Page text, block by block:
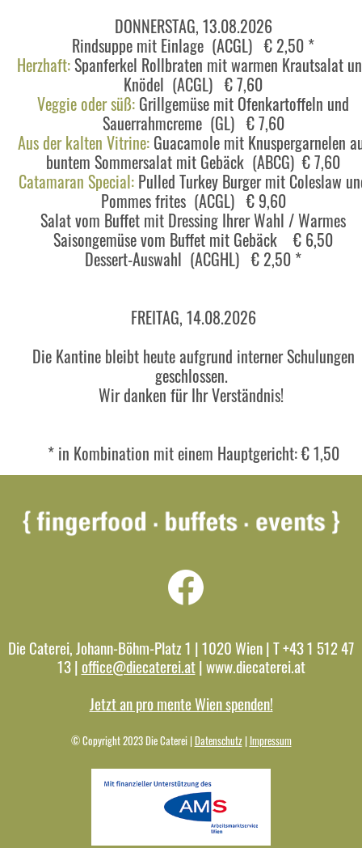
DONNERSTAG, 13.08.2026
Rindsuppe mit Einlage (ACGL) € 2,50 *
Herzhaft:Spanferkel Rollbraten mit warmen Krautsalat
Knödel (ACGL) € 7,60
Veggie oder süß: Grillgemüse mit Ofenkartoffeln und
Sauerrahmcreme (GL) € 7,60
Aus der kalten Vitrine:Guacamole mit Knuspergarnelen
buntem Sommersalat mit Gebäck (ABCG) € 7,60
Catamaran Special: Pulled Turkey Burger mit Coleslaw
Pommes frites (ACGL) € 9,60
Salat vom Buffet mit Dressing Ihrer Wahl / Warmes
Saisongemüse vom Buffet mit Gebäck € 6,50
Dessert-Auswahl (ACGHL) € 2,50 *
FREITAG, 14.08.2026
Die Kantine bleibt heute aufgrund interner Schulungen
geschlossen.
Wir danken für Ihr Verständnis!
* in Kombination mit einem Hauptgericht: € 1,50
Die Caterei, Johann-Böhm-Platz 1 | 1020 Wien | T +43 1 512 47
13 |office@diecaterei.at| www.diecaterei.at
Jetzt an pro mente Wien spenden!
© Copyright 2023 Die Caterei |Datenschutz| Impressum